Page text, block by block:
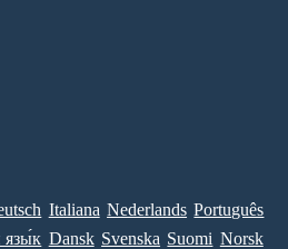
Italiana Nederlands Português
язы́к Dansk Svenska Suomi Norsk